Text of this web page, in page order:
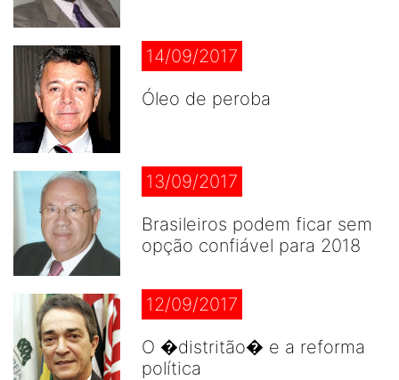
14/09/2017
Óleo de peroba
13/09/2017
Brasileiros podem ficar sem
opção confiável para 2018
12/09/2017
O �distritão� e a reforma
política